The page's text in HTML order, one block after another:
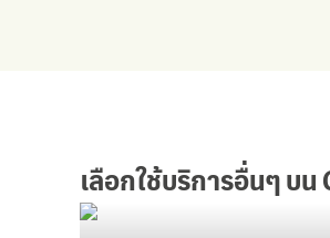
เลือกใช้บริการอื่นๆ บ